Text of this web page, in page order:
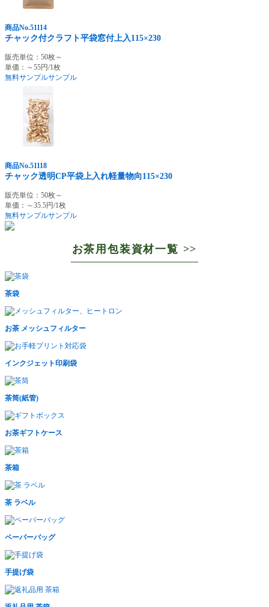
商品No.51114
チャック付クラフト平袋窓付上入115×230
販売単位：50枚～
単価：～55円/1枚
無料サンプルサンプル
商品No.51118
チャック透明CP平袋上入れ軽量物向115×230
販売単位：50枚～
単価：～35.5円/1枚
無料サンプルサンプル
お茶用包装資材一覧 >>
茶袋
お茶 メッシュフィルター
インクジェット印刷袋
茶筒(紙管)
お茶ギフトケース
茶箱
茶 ラベル
ペーバーバッグ
手提げ袋